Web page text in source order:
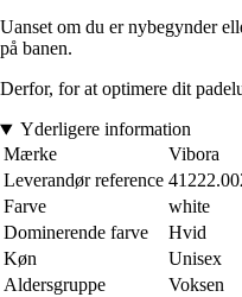
Uanset om du er nybegynder
på banen.
Derfor, for at optimere dit
Yderligere information
Mærke
Vibora
Leverandør reference
Farve
white
Dominerende farve
Hvid
Køn
Unisex
Aldersgruppe
Voksen